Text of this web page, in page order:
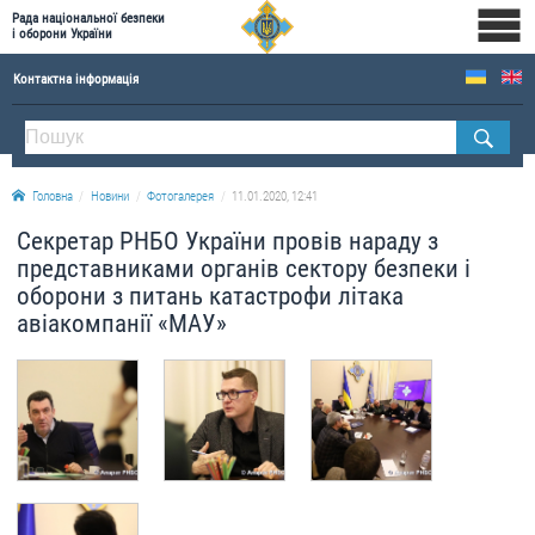
Рада національної безпеки
і оборони України
Контактна інформація
ПРО РНБОУ
Склад Ради національної безпеки і оборони України
Апарат Ради національної безпеки і оборони України
Правова основа діяльності Ради національної безпеки і оборони України
Історична довідка про діяльність Ради національної безпеки і оборони України
ОФІЦІЙНІ ДОКУМЕНТИ
Новини
Drone Deals
Відеогалерея
Головна Новини Фотогалерея 11.01.2020, 12:41
Секретар РНБО України провів нараду з
представниками органів сектору безпеки і
оборони з питань катастрофи літака
авіакомпанії «МАУ»